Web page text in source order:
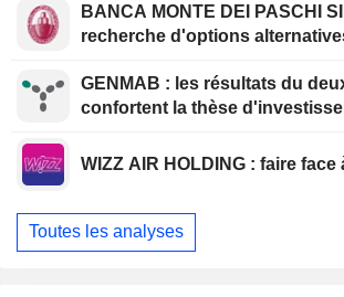
BANCA MONTE DEI PASCHI
recherche d'options
GENMAB : les résultats du deuxième trimestre
confortent la thèse
WIZZ AIR
Toutes les analyses